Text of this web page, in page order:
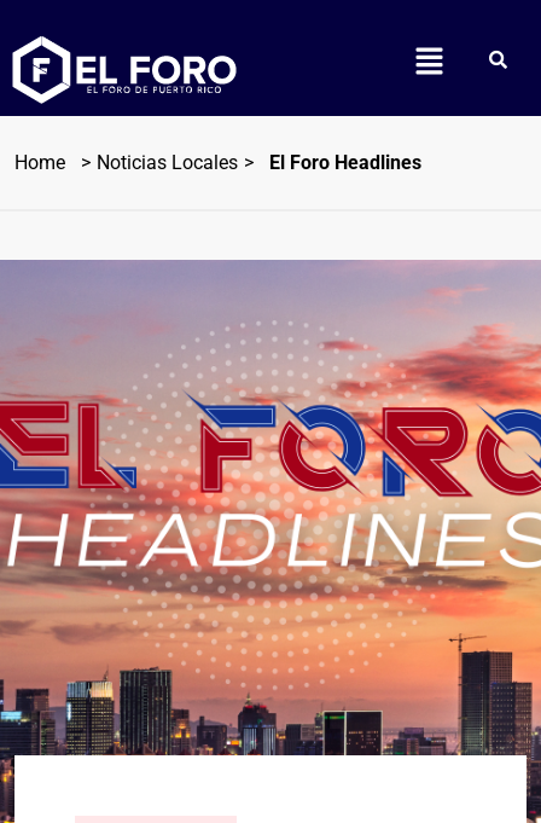
Home Noticias Locales El Foro Headlines